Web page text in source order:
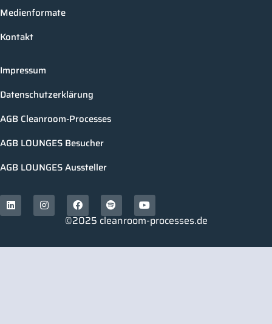
Medienformate
Kontakt
Impressum
Datenschutzerklärung
AGB Cleanroom-Processes
AGB LOUNGES Besucher
AGB LOUNGES Aussteller
©2025 cleanroom-processes.de